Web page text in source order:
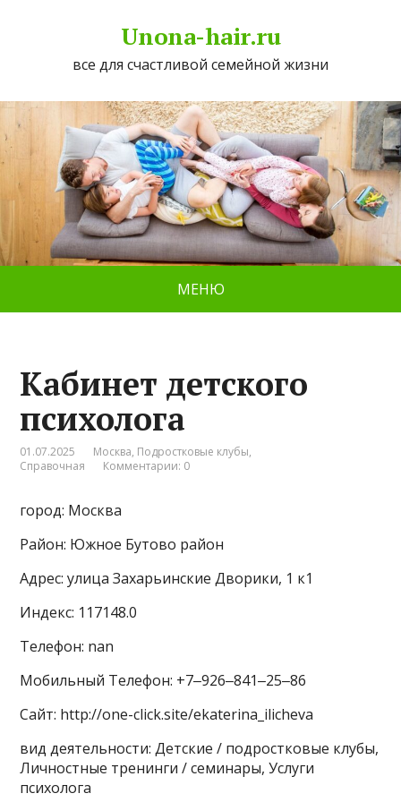
Unona-hair.ru
все для счастливой семейной жизни
МЕНЮ
Кабинет детского
психолога
01.07.2025 Москва, Подростковые клубы,
Справочная
Комментарии: 0
город: Москва
Район: Южное Бутово район
Адрес: улица Захарьинские Дворики, 1 к1
Индекс: 117148.0
Телефон: nan
Мобильный Телефон: +7‒926‒841‒25‒86
Сайт: http://one-click.site/ekaterina_ilicheva
вид деятельности: Детские / подростковые клубы,
Личностные тренинги / семинары, Услуги
психолога